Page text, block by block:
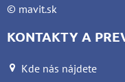
© mavit.sk
KONTAKTY A
Kde nás nájdete